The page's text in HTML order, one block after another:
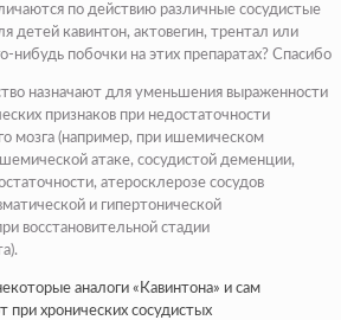
по действию различные сосудистые
детей кавинтон, актовегин, трентал или
нибудь побочки на этих препаратах? Спасибо
назначают для уменьшения выраженности
признаков при недостаточности
мозга (например, при ишемическом
атаке, сосудистой деменции,
атеросклерозе сосудов
и гипертонической
восстановительной стадии
аналоги «Кавинтона» и сам
при хронических сосудистых